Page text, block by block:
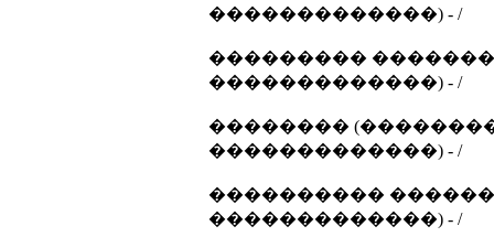
�������������) - /
���������
�������������) - /
��������
�������������) - /
����������
�������������) - /